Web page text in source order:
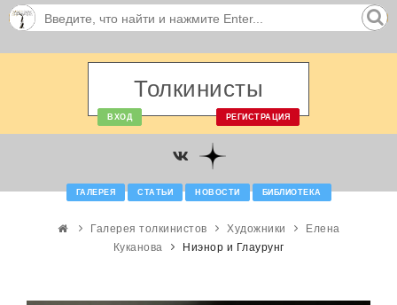
Толкинисты
ВХОД РЕГИСТРАЦИЯ
ГАЛЕРЕЯ СТАТЬИ НОВОСТИ БИБЛИОТЕКА
Галерея толкинистов Художники
Елена
Куканова
Ниэнор и Глаурунг